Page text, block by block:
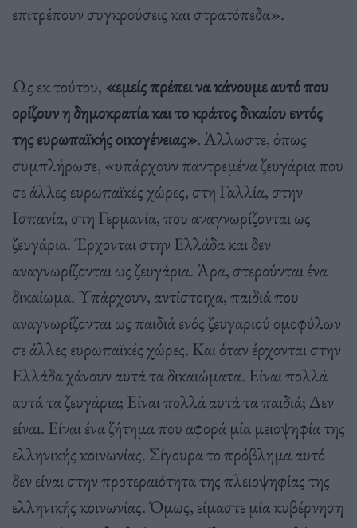
επιτρέπουν συγκρούσεις και στρατόπεδα».
Ως εκ τούτου, «εμείς πρέπει να κάνουμε αυτό που
ορίζουν η δημοκρατία και το κράτος δικαίου εντός
της ευρωπαϊκής οικογένειας». Άλλωστε, όπως
συμπλήρωσε, «υπάρχουν παντρεμένα ζευγάρια που
σε άλλες ευρωπαϊκές χώρες, στη Γαλλία, στην
Ισπανία, στη Γερμανία, που αναγνωρίζονται ως
ζευγάρια. Έρχονται στην Ελλάδα και δεν
αναγνωρίζονται ως ζευγάρια. Άρα, στερούνται ένα
δικαίωμα. Υπάρχουν, αντίστοιχα, παιδιά που
αναγνωρίζονται ως παιδιά ενός ζευγαριού ομοφύλων
σε άλλες ευρωπαϊκές χώρες. Και όταν έρχονται στην
Ελλάδα χάνουν αυτά τα δικαιώματα. Είναι πολλά
αυτά τα ζευγάρια; Είναι πολλά αυτά τα παιδιά; Δεν
είναι. Είναι ένα ζήτημα που αφορά μία μειοψηφία της
ελληνικής κοινωνίας. Σίγουρα το πρόβλημα αυτό
δεν είναι στην προτεραιότητα της πλειοψηφίας της
ελληνικής κοινωνίας. Όμως, είμαστε μία κυβέρνηση